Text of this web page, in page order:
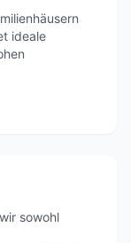
ideale
sowohl